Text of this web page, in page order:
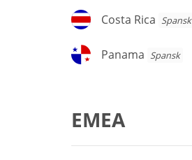
Costa
Costa Rica Spansk
Panama
Panama Spansk
EMEA